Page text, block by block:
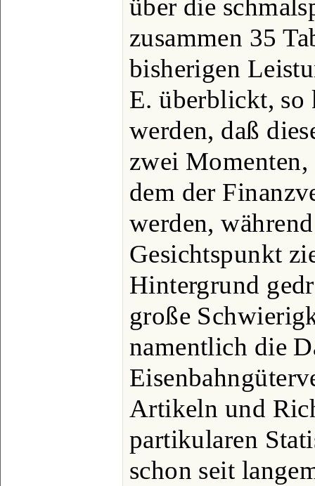
über die
zusammen 35
bisherigen
E. überblickt, so
werden, daß
zwei
dem der
werden,
Gesichtspunkt
Hintergrund
große
namentlich die
Artikeln und
partikularen
schon seit